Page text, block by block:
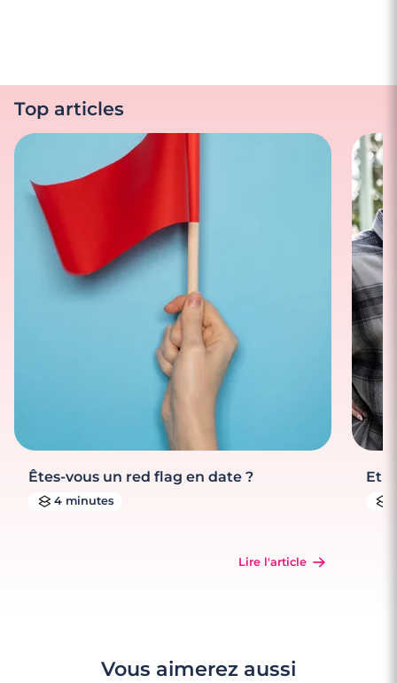
Top articles
Êtes-vous un red flag en date ?
4 minutes
Lire l'article
Et
Vous aimerez aussi